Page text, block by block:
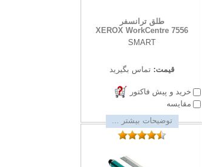
طلق ترانسفر
XEROX WorkCentre 7556
SMART
قیمت: تماس بگیرید
خرید و پیش فاکتور
مقایسه
توضیحات بیشتر ...